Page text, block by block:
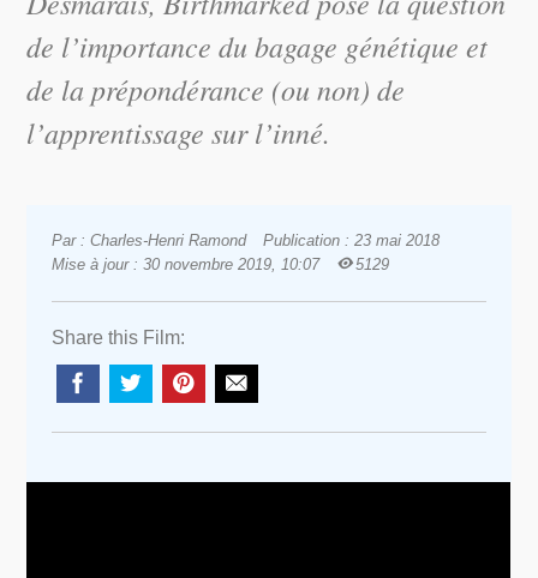
de l’importance du bagage génétique et
de la prépondérance (ou non) de
l’apprentissage sur l’inné.
Par : Charles-Henri Ramond
Publication : 23 mai 2018
Mise à jour : 30 novembre 2019, 10:07
5129
Share this Film: